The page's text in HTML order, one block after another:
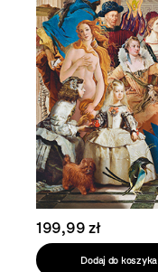
199,99 zł
Dodaj do koszyka